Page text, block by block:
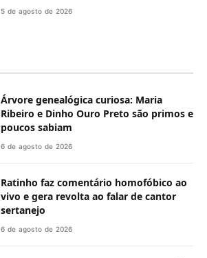
5 de agosto de 2026
Árvore genealógica curiosa: Maria
Ribeiro e Dinho Ouro Preto são primos e
poucos sabiam
6 de agosto de 2026
Ratinho faz comentário homofóbico ao
vivo e gera revolta ao falar de cantor
sertanejo
6 de agosto de 2026